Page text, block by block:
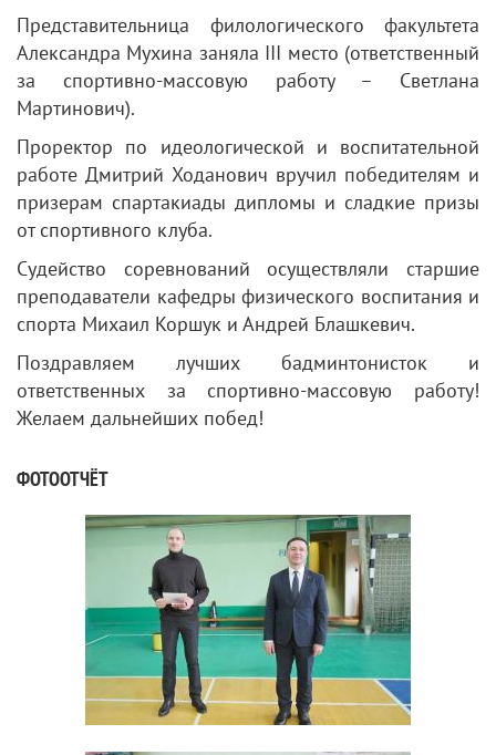
Представительница филологического факультета
Александра Мухина заняла III место (ответственный
за спортивно-массовую работу – Светлана
Мартинович).
Проректор по идеологической и воспитательной
работе Дмитрий Ходанович вручил победителям и
призерам спартакиады дипломы и сладкие призы
от спортивного клуба.
Судейство соревнований осуществляли старшие
преподаватели кафедры физического воспитания и
спорта Михаил Коршук и Андрей Блашкевич.
Поздравляем лучших бадминтонисток и
ответственных за спортивно-массовую работу!
Желаем дальнейших побед!
ФОТООТЧЁТ